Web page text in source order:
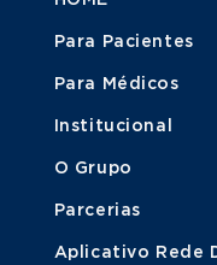
Para Pacientes
Para Médicos
Institucional
O Grupo
Parcerias
Aplicativo Rede